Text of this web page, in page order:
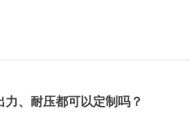
、耐压都可以定制吗？